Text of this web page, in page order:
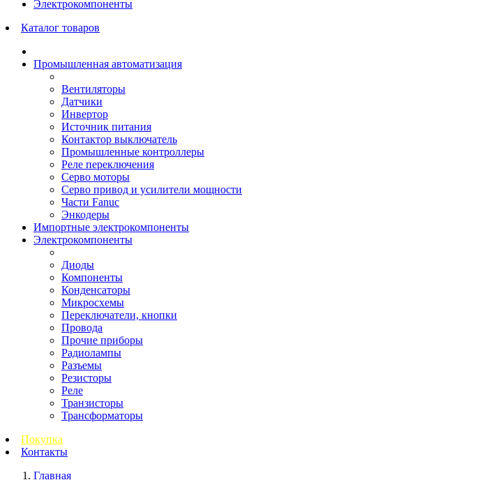
Электрокомпоненты
Каталог товаров
Промышленная автоматизация
Вентиляторы
Датчики
Инвертор
Источник питания
Контактор выключатель
Промышленные контроллеры
Реле переключения
Серво моторы
Серво привод и усилители мощности
Части Fanuc
Энкодеры
Импортные электрокомпоненты
Электрокомпоненты
Диоды
Компоненты
Конденсаторы
Микросхемы
Переключатели, кнопки
Провода
Прочие приборы
Радиолампы
Разъемы
Резисторы
Реле
Транзисторы
Трансформаторы
Покупка
Контакты
Главная